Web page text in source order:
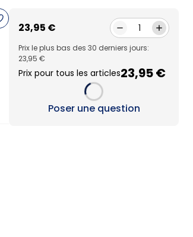
23,95 € 1
Prix le plus bas des 30 derniers jours:
23,95 €
Prix pour tous les articles23,95 €
Loading...
Poser une question